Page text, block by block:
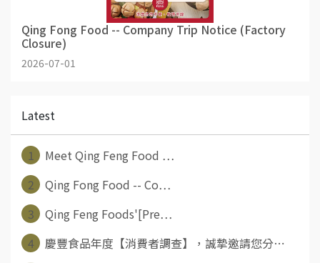
Qing Fong Food -- Company Trip Notice (Factory
Closure)
2026-07-01
Latest
1
Meet Qing Feng Food ⋯
2
Qing Fong Food -- Co⋯
3
Qing Feng Foods'[Pre⋯
4
慶豐食品年度【消費者調查】，誠摯邀請您分⋯